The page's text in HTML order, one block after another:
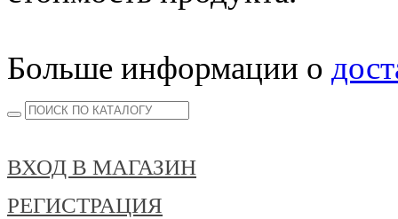
Больше информации о
ВХОД В МАГАЗИН
РЕГИСТРАЦИЯ